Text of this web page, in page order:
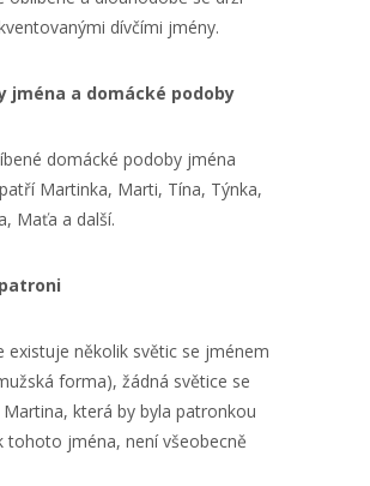
dívčími jmény.
jména a domácké podoby
domácké podoby jména
Martinka, Marti, Tína, Týnka,
Maťa a další.
existuje několik světic se jménem
forma), žádná světice se
která by byla patronkou
tohoto jména, není všeobecně